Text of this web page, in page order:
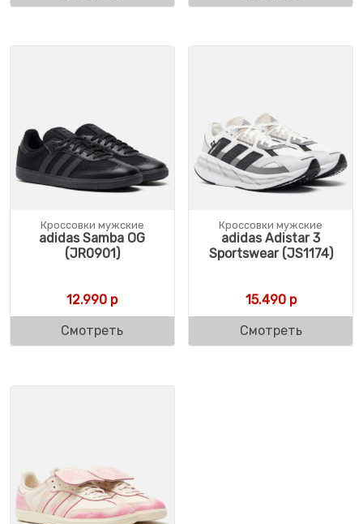
Кроссовки мужские
adidas Samba OG
(JR0901)
12.990 р
Смотреть
Кроссовки мужские
adidas Adistar 3
Sportswear (JS1174)
15.490р
Смотреть